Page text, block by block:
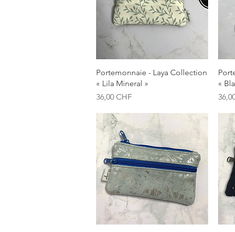
Aperçu rapide
Portemonnaie - Laya Collection
« Lila Mineral »
Prix
36,00 CHF
«
Prix